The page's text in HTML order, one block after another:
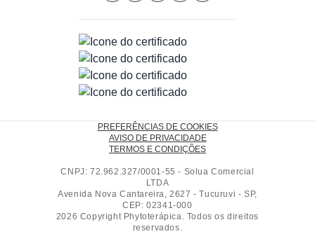
PREFERÊNCIAS DE COOKIES
AVISO DE PRIVACIDADE
TERMOS E CONDIÇÕES
CNPJ: 72.962.327/0001-55 - Solua Comercial
LTDA
Avenida Nova Cantareira, 2627 - Tucuruvi - SP,
CEP: 02341-000
2026 Copyright Phytoterápica. Todos os direitos
reservados.